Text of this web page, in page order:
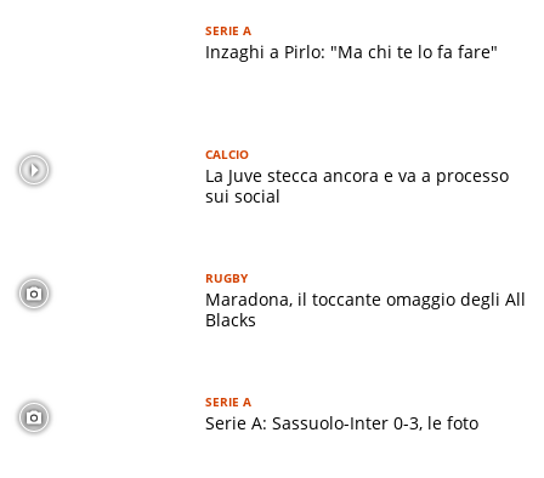
SERIE A
Inzaghi a Pirlo: "Ma chi te lo fa fare"
CALCIO
La Juve stecca ancora e va a processo
sui social
RUGBY
Maradona, il toccante omaggio degli All
Blacks
SERIE A
Serie A: Sassuolo-Inter 0-3, le foto